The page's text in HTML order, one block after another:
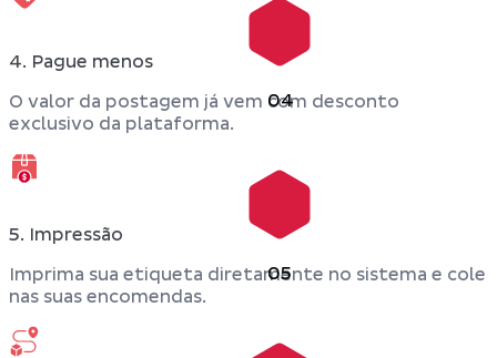
04
4. Pague menos
O valor da postagem já vem com desconto
exclusivo da plataforma.
05
5. Impressão
Imprima sua etiqueta diretamente no sistema e cole
nas suas encomendas.